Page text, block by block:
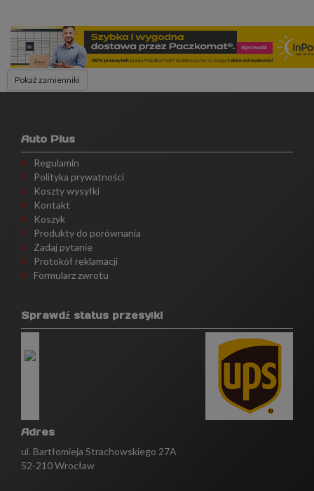
Pokaż zamienniki
Auto Plus
Regulamin
Polityka prywatności
Koszty wysyłki
Kontakt
Koszyk
Produkty do porównania
Zadaj pytanie
Protokół reklamacji
Formularz zwrotu
Sprawdź status przesyłki
Adres
ul. Bartłomieja Strachowskiego 27A
52-210 Wrocław